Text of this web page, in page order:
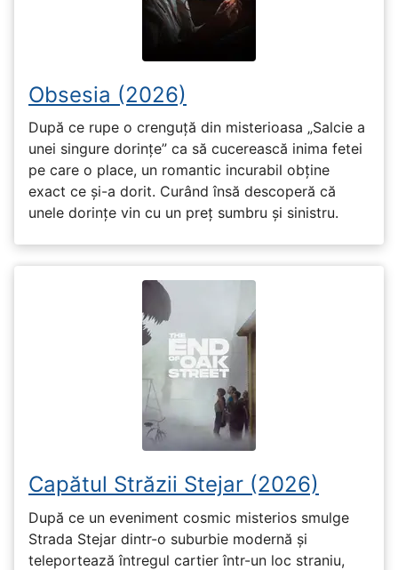
Obsesia (2026)
După ce rupe o crenguță din misterioasa „Salcie a
unei singure dorințe” ca să cucerească inima fetei
pe care o place, un romantic incurabil obține
exact ce și-a dorit. Curând însă descoperă că
unele dorințe vin cu un preț sumbru și sinistru.
Capătul Străzii Stejar (2026)
După ce un eveniment cosmic misterios smulge
Strada Stejar dintr-o suburbie modernă și
teleportează întregul cartier într-un loc straniu,